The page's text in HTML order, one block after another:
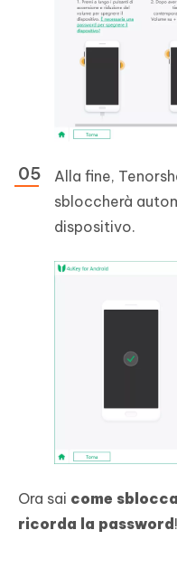
Alla fine,
sbloccherà
dispositivo.
Ora sai come
ricorda la password !